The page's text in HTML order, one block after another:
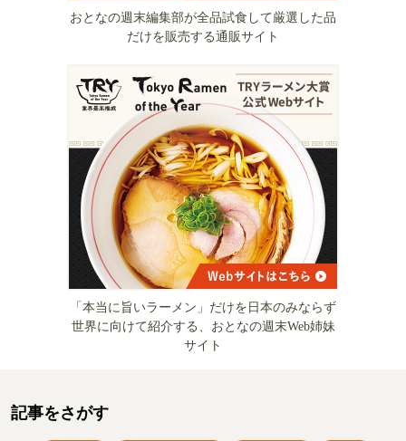
おとなの週末編集部が全品試食して厳選した品
だけを販売する通販サイト
「本当に旨いラーメン」だけを日本のみならず
世界に向けて紹介する、おとなの週末Web姉妹
サイト
記事をさがす